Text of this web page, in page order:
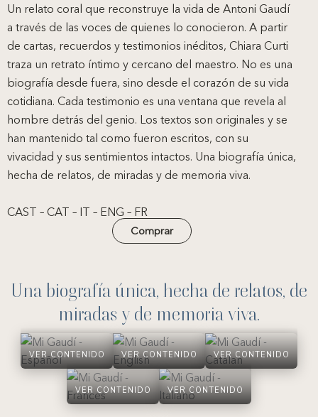
Un relato coral que reconstruye la vida de Antoni Gaudí
a través de las voces de quienes lo conocieron. A partir
de cartas, recuerdos y testimonios inéditos, Chiara Curti
traza un retrato íntimo y cercano del maestro. No es una
biografía desde fuera, sino desde el corazón de su vida
cotidiana. Cada testimonio es una ventana que revela al
hombre detrás del genio. Los textos son originales y se
han mantenido tal como fueron escritos, con su
vivacidad y sus sentimientos intactos. Una biografía única,
hecha de relatos, de miradas y de memoria viva.
CAST – CAT – IT – ENG – FR
Comprar
Una biografía única, hecha de relatos, de
miradas y de memoria viva.
VER CONTENIDO VER CONTENIDO VER CONTENIDO
VER CONTENIDO VER CONTENIDO